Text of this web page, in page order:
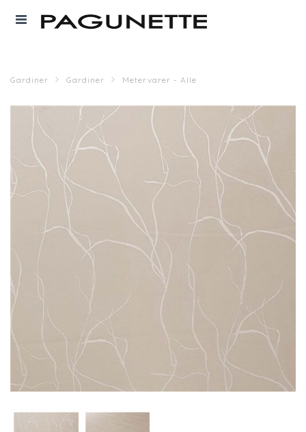
Gardiner Gardiner Metervarer - Alle